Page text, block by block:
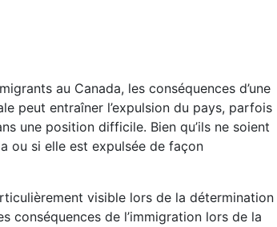
au Canada, les conséquences d’une
peut entraîner l’expulsion du pays, parfois
une position difficile. Bien qu’ils ne soient
ou si elle est expulsée de façon
visible lors de la détermination
conséquences de l’immigration lors de la